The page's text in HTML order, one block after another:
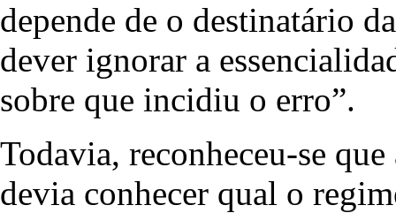
depende de o destinatário
dever ignorar a
sobre que incidiu o erro”.
Todavia, reconheceu-se
devia conhecer qual o